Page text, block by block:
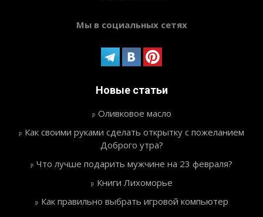
Мы в социальных сетях
Новые статьи
Оливковое масло
Как своими руками сделать открытку с пожеланием
Доброго утра?
Что лучше подарить мужчине на 23 февраля?
Книги Лихоморье
Как правильно выбрать игровой компьютер